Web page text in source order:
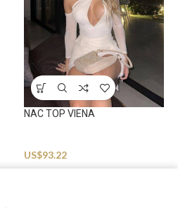
NAC TOP VIENA
US$93.22